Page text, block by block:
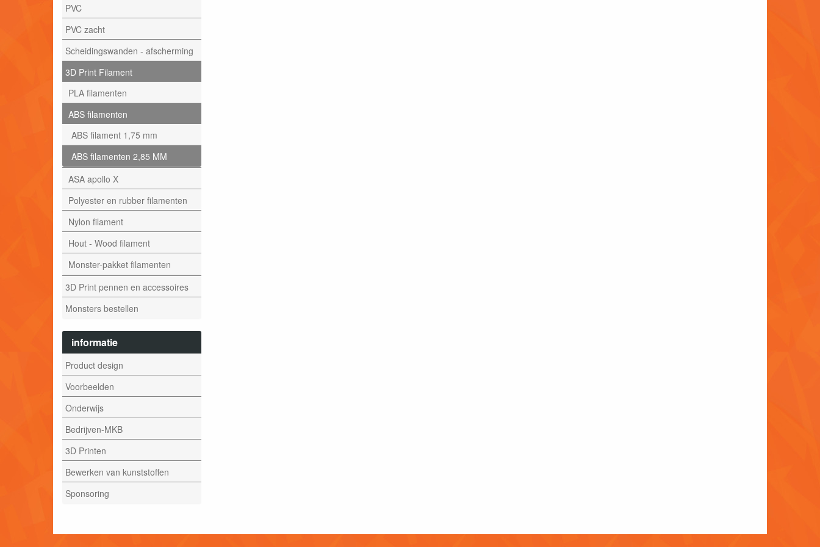
PVC
PVC zacht
Scheidingswanden - afscherming
3D Print Filament
PLA filamenten
ABS filamenten
ABS filament 1,75 mm
ABS filamenten 2,85 MM
ASA apollo X
Polyester en rubber filamenten
Nylon filament
Hout - Wood filament
Monster-pakket filamenten
3D Print pennen en accessoires
Monsters bestellen
informatie
Product design
Voorbeelden
Onderwijs
Bedrijven-MKB
3D Printen
Bewerken van kunststoffen
Sponsoring